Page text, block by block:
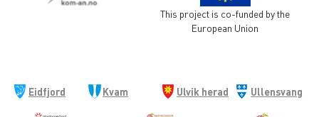
This project is co-funded by the
European Union
Eidfjord
Kvam
Ulvik herad
Ullensvang